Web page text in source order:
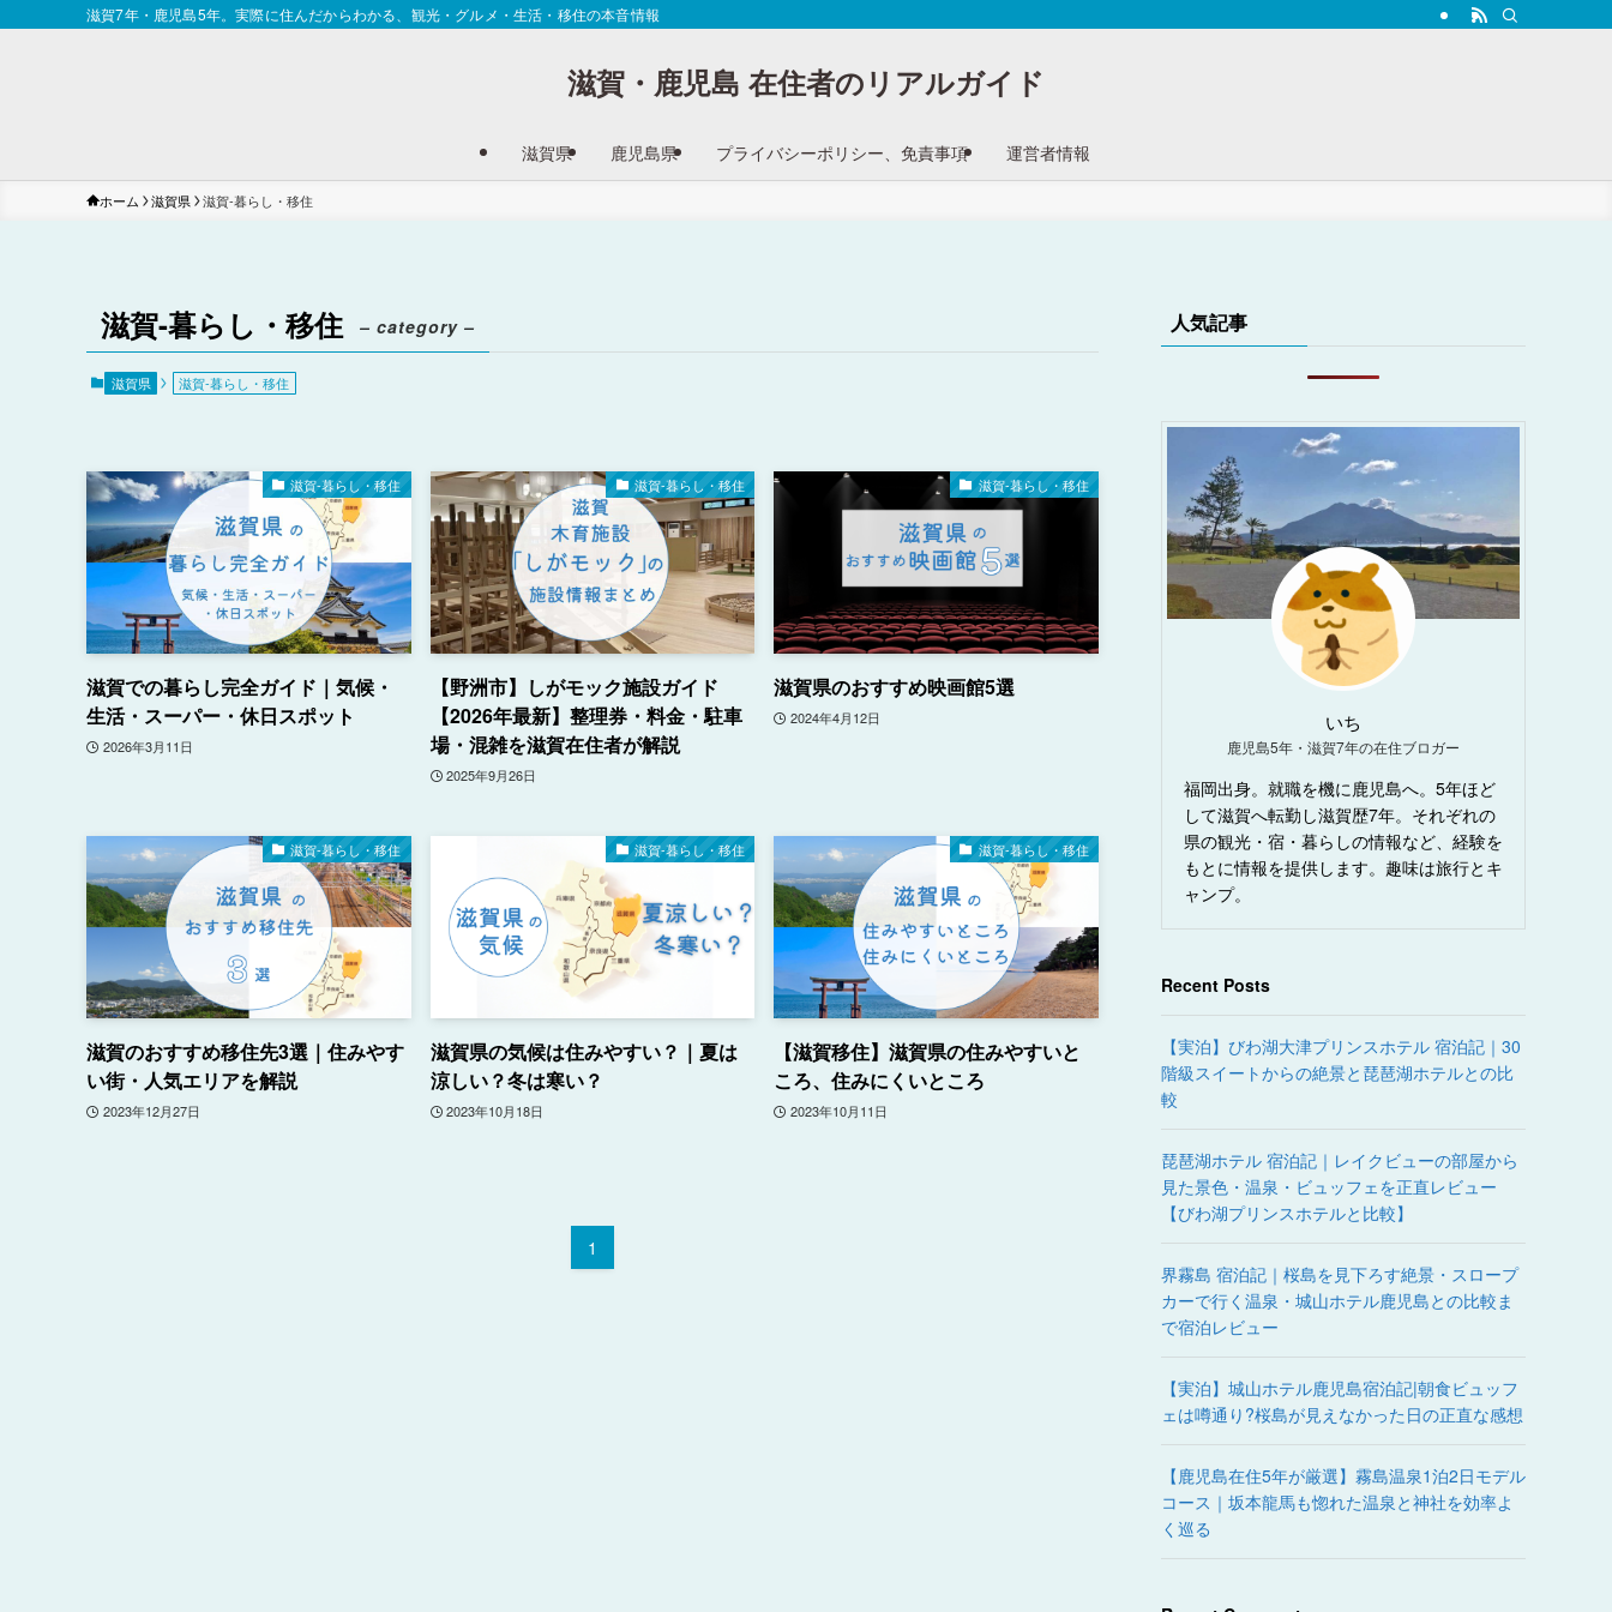
滋賀7年・鹿児島5年。実際に住んだからわかる、観光・グルメ・生活・移住の本音情報
滋賀・鹿児島 在住者のリアルガイド
滋賀県 鹿児島県 プライバシーポリシー、免責事項 運営者情報
ホーム 滋賀県 滋賀-暮らし・移住
滋賀-暮らし・移住 – category –
滋賀県 滋賀-暮らし・移住
滋賀-暮らし・移住
滋賀での暮らし完全ガイド｜気候・
生活・スーパー・休日スポット
2026年3月11日
滋賀-暮らし・移住
【野洲市】しがモック施設ガイド
【2026年最新】整理券・料金・駐車
場・混雑を滋賀在住者が解説
2025年9月26日
滋賀-暮らし・移住
滋賀県のおすすめ映画館5選
2024年4月12日
滋賀-暮らし・移住
滋賀のおすすめ移住先3選｜住みやす
い街・人気エリアを解説
2023年12月27日
滋賀-暮らし・移住
滋賀県の気候は住みやすい？｜夏は
涼しい？冬は寒い？
2023年10月18日
滋賀-暮らし・移住
【滋賀移住】滋賀県の住みやすいと
ころ、住みにくいところ
2023年10月11日
1
人気記事
いち
鹿児島5年・滋賀7年の在住ブロガー
福岡出身。就職を機に鹿児島へ。5年ほど
して滋賀へ転勤し滋賀歴7年。それぞれの
県の観光・宿・暮らしの情報など、経験を
もとに情報を提供します。趣味は旅行とキ
ャンプ。
Recent Posts
【実泊】びわ湖大津プリンスホテル 宿泊記｜30
階級スイートからの絶景と琵琶湖ホテルとの比
較
琵琶湖ホテル 宿泊記｜レイクビューの部屋から
見た景色・温泉・ビュッフェを正直レビュー
【びわ湖プリンスホテルと比較】
界霧島 宿泊記｜桜島を見下ろす絶景・スロープ
カーで行く温泉・城山ホテル鹿児島との比較ま
で宿泊レビュー
【実泊】城山ホテル鹿児島宿泊記|朝食ビュッフ
ェは噂通り?桜島が見えなかった日の正直な感想
【鹿児島在住5年が厳選】霧島温泉1泊2日モデル
コース｜坂本龍馬も惚れた温泉と神社を効率よ
く巡る